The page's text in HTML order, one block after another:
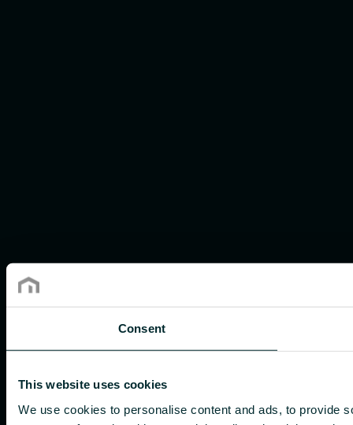
Consent
This website uses cookies
We use cookies to personalise content and ads, to provide